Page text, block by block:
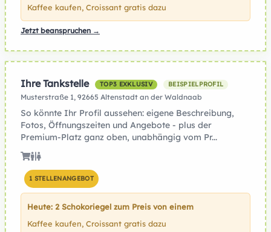
Kaffee kaufen, Croissant gratis dazu
Jetzt beanspruchen →
Ihre Tankstelle TOP3 EXKLUSIV BEISPIELPROFIL
Musterstraße 1, 92665 Altenstadt an der Waldnaab
So könnte Ihr Profil aussehen: eigene Beschreibung,
Fotos, Öffnungszeiten und Angebote - plus der
Premium-Platz ganz oben, unabhängig vom Pr...
1 STELLENANGEBOT
Heute: 2 Schokoriegel zum Preis von einem
Kaffee kaufen, Croissant gratis dazu